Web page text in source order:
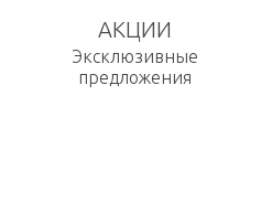
АКЦИИ
Эксклюзивные
предложения